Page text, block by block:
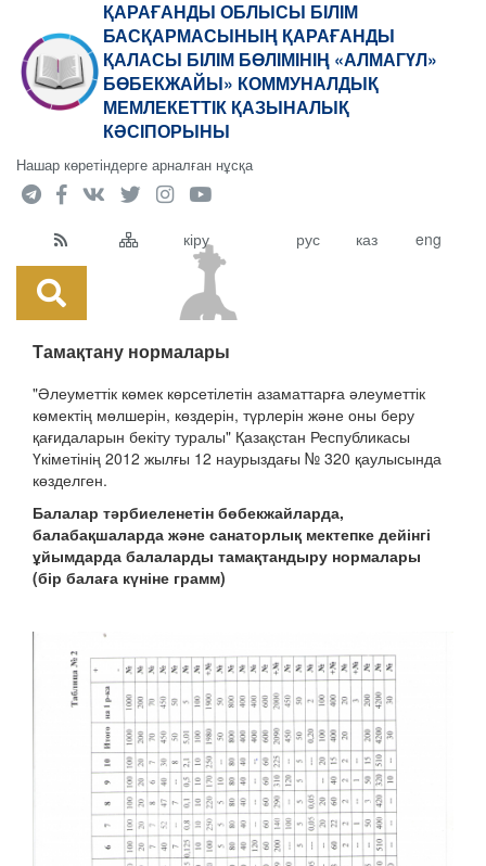
ҚАРАҒАНДЫ ОБЛЫСЫ БІЛІМ
БАСҚАРМАСЫНЫҢ ҚАРАҒАНДЫ
ҚАЛАСЫ БІЛІМ БӨЛІМІНІҢ «АЛМАГҮЛ»
БӨБЕКЖАЙЫ» КОММУНАЛДЫҚ
МЕМЛЕКЕТТІК ҚАЗЫНАЛЫҚ
КӘСІПОРЫНЫ
Нашар көретіндерге арналған нұсқа
кіру рус каз eng
Тамақтану нормалары
"Әлеуметтік көмек көрсетілетін азаматтарға әлеуметтік
көмектің мөлшерін, көздерін, түрлерін және оны беру
қағидаларын бекіту туралы" Қазақстан Республикасы
Үкіметінің 2012 жылғы 12 наурыздағы № 320 қаулысында
көзделген.
Балалар тәрбиеленетін бөбекжайларда,
балабақшаларда және санаторлық мектепке дейінгі
ұйымдарда балаларды тамақтандыру нормалары
(бір балаға күніне грамм)